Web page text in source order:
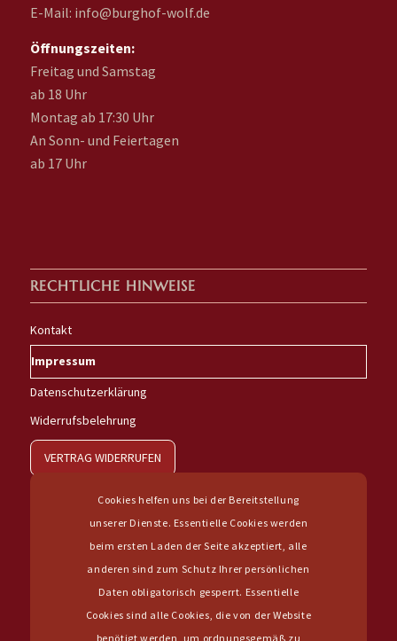
E-Mail: info@burghof-wolf.de
Öffnungszeiten:
Freitag und Samstag
ab 18 Uhr
Montag ab 17:30 Uhr
An Sonn- und Feiertagen
ab 17 Uhr
RECHTLICHE HINWEISE
Kontakt
Impressum
Datenschutzerklärung
Widerrufsbelehrung
VERTRAG WIDERRUFEN
IHR WEG ZU UNS
Cookies helfen uns bei der Bereitstellung
unserer Dienste. Essentielle Cookies werden
beim ersten Laden der Seite akzeptiert, alle
anderen sind zum Schutz Ihrer persönlichen
Daten obligatorisch gesperrt. Essentielle
Cookies sind alle Cookies, die von der Website
benötigt werden, um ordnungsgemäß zu